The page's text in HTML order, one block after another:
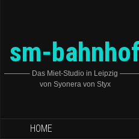
sm-
———– Das Miet-Studio in Leipzig
von Syonera von Styx
HOME